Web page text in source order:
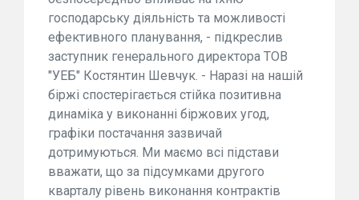
господарську діяльність та можливості
ефективного планування, - підкреслив
заступник генерального директора ТОВ
"УЕБ" Костянтин Шевчук. - Наразі на нашій
біржі спостерігається стійка позитивна
динаміка у виконанні біржових угод,
графіки постачання зазвичай
дотримуються. Ми маємо всі підстави
вважати, що за підсумками другого
кварталу рівень виконання контрактів